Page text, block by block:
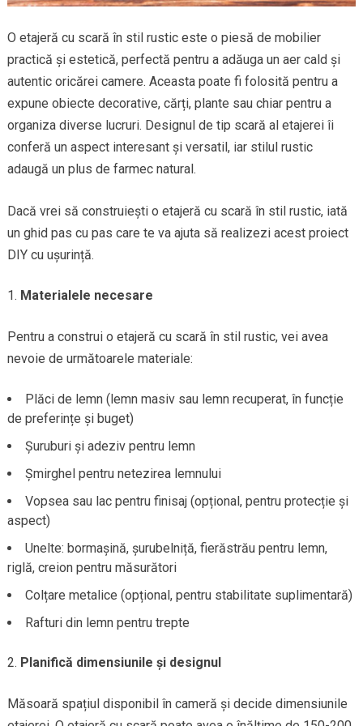
O etajeră cu scară în stil rustic este o piesă de mobilier
practică și estetică, perfectă pentru a adăuga un aer cald și
autentic oricărei camere. Aceasta poate fi folosită pentru a
expune obiecte decorative, cărți, plante sau chiar pentru a
organiza diverse lucruri. Designul de tip scară al etajerei îi
conferă un aspect interesant și versatil, iar stilul rustic
adaugă un plus de farmec natural.
Dacă vrei să construiești o etajeră cu scară în stil rustic, iată
un ghid pas cu pas care te va ajuta să realizezi acest proiect
DIY cu ușurință.
Materialele necesare
Pentru a construi o etajeră cu scară în stil rustic, vei avea
nevoie de următoarele materiale:
Plăci de lemn (lemn masiv sau lemn recuperat, în funcție
de preferințe și buget)
Șuruburi și adeziv pentru lemn
Șmirghel pentru netezirea lemnului
Vopsea sau lac pentru finisaj (opțional, pentru protecție și
aspect)
Unelte: bormașină, șurubelniță, fierăstrău pentru lemn,
riglă, creion pentru măsurători
Colțare metalice (opțional, pentru stabilitate suplimentară)
Rafturi din lemn pentru trepte
Planifică dimensiunile și designul
Măsoară spațiul disponibil în cameră și decide dimensiunile